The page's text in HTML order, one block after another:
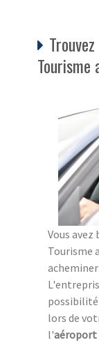
Tourisme
Vous avez
Tourisme
lors de
l'aéroport